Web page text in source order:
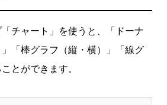
チャート」を使うと、「ドーナ
「棒グラフ（縦・横）」「線グ
とができます。